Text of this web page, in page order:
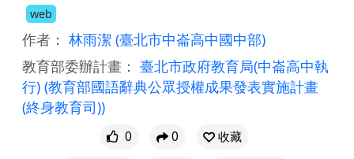
web
作者： 林雨潔 (臺北市中崙高中國中部)
教育部委辦計畫： 臺北市政府教育局(中崙高中執
行) (教育部國語辭典公眾授權成果發表實施計畫
(終身教育司))
0 0
收藏